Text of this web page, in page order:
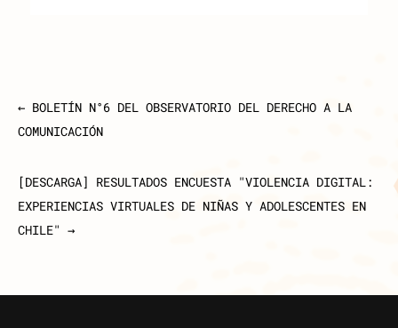
← BOLETÍN N°6 DEL OBSERVATORIO DEL DERECHO A LA
COMUNICACIÓN
[DESCARGA] RESULTADOS ENCUESTA "VIOLENCIA DIGITAL:
EXPERIENCIAS VIRTUALES DE NIÑAS Y ADOLESCENTES EN
CHILE" →